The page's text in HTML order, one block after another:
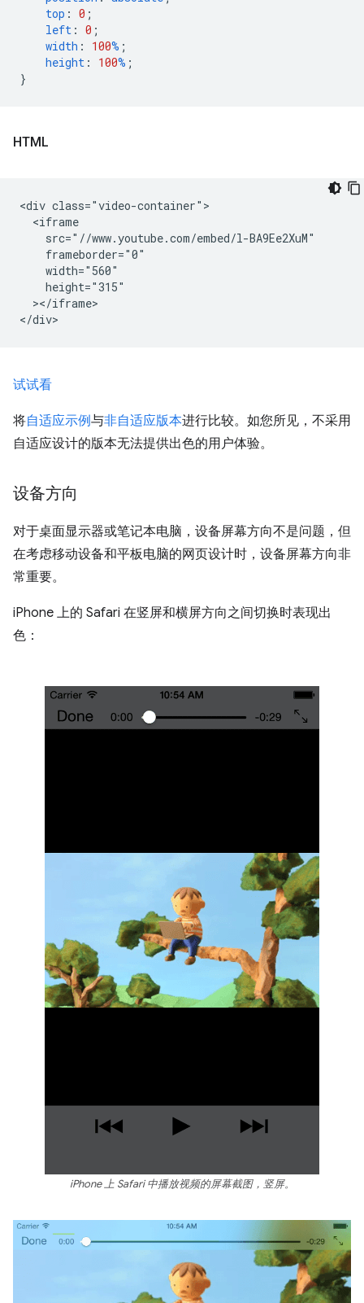
top : 0 ;
left : 0 ;
width : 100% ;
height : 100% ;
}
HTML
<div class="video-container">
  <iframe
    src="//www.youtube.com/embed/l-BA9Ee2XuM"
    frameborder="0"
    width="560"
    height="315"
  ></iframe>
试试看
将自适应示例与非自适应版本进行比较。如您所见，不采用
自适应设计的版本无法提供出色的用户体验。
设备方向
对于桌面显示器或笔记本电脑，设备屏幕方向不是问题，但
在考虑移动设备和平板电脑的网页设计时，设备屏幕方向非
常重要。
iPhone 上的 Safari 在竖屏和横屏方向之间切换时表现出
色：
iPhone 上 Safari 中播放视频的屏幕截图，竖屏。